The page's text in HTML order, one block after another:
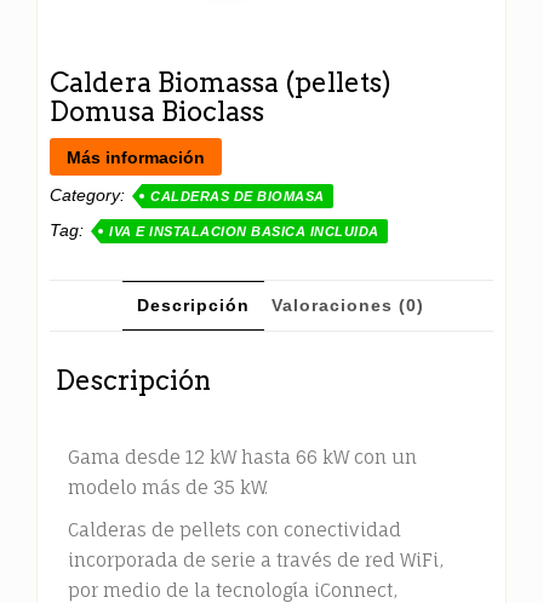
Caldera Biomassa (pellets)
Domusa Bioclass
Más información
Category:
CALDERAS DE BIOMASA
Tag: IVA E INSTALACION BASICA INCLUIDA
Descripción Valoraciones (0)
Descripción
Gama desde 12 kW hasta 66 kW con un
modelo más de 35 kW.
Calderas de pellets con conectividad
incorporada de serie a través de red WiFi,
por medio de la tecnología iConnect,